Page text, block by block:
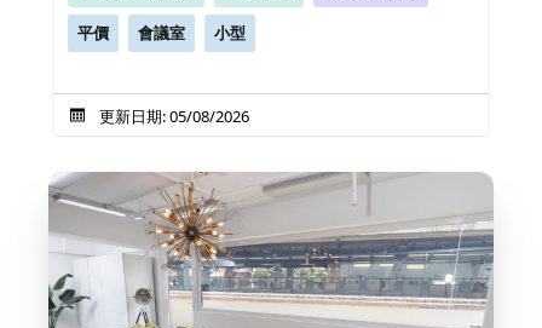
平價 會議室 小型
更新日期: 05/08/2026